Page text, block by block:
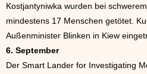
Kostjantyniwka wurden bei
mindestens 17 Menschen getötet.
Außenminister Blinken in Kiew
6. September
Der Smart Lander for Investigating